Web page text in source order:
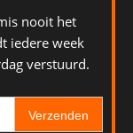
nooit het
iedere week
verstuurd.
Verzenden